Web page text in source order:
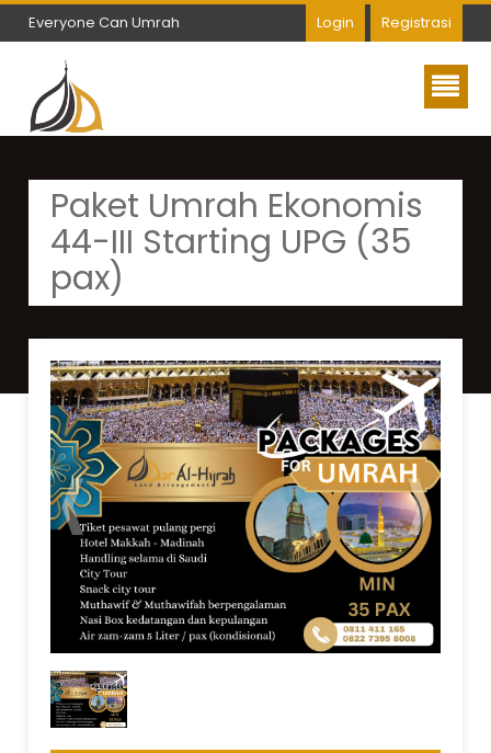
Everyone Can Umrah
Everyone Can Umrah Login Registrasi
Paket Umrah Ekonomis
44-III Starting UPG (35
pax)